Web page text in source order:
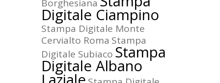
Borghesiana
Digitale Ciampino
Stampa Digitale Monte
Cervialto Roma Stampa
Digitale Subiaco Stampa
Digitale Albano